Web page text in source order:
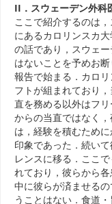
II．スウェーデン外科
ここで紹介するのは
にあるカロリンスカ
の話であり，スウェ
はないことを予めお
報告で始まる．カロ
フトが組まれており
直を務める以外はフ
からの当直ではなく
は，経験を積むため
印象であった．続い
レンスに移る．ここ
れており，彼らから
中に彼らが済ませる
うことはない．食道